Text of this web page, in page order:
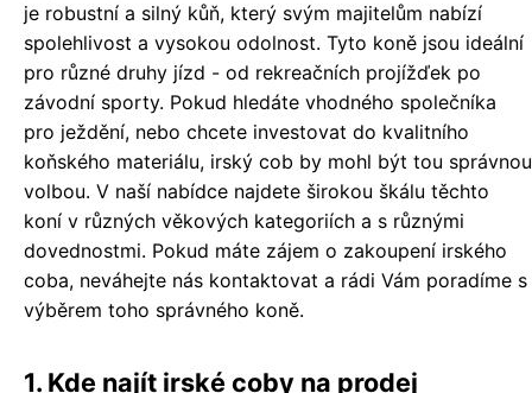
je robustní a silný kůň, který svým majitelům nabízí
spolehlivost a vysokou odolnost. Tyto koně jsou ideální
pro různé druhy jízd - od rekreačních projížďek po
závodní sporty. Pokud hledáte vhodného společníka
pro ježdění, nebo chcete investovat do kvalitního
koňského materiálu, irský cob by mohl být tou správnou
volbou. V naší nabídce najdete širokou škálu těchto
koní v různých věkových kategoriích a s různými
dovednostmi. Pokud máte zájem o zakoupení irského
coba, neváhejte nás kontaktovat a rádi Vám poradíme s
výběrem toho správného koně.
1. Kde najít irské coby na prodej